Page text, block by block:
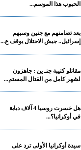
الحبوب هذا الموسم...
بعد تضامنهم مع جنين وسبهم
إسرائيل.. جيش الاحتلال يوقف ع...
مقاتلو كتيبة جنـ ين : جاهزون
لشهر كامل من القتال المستم...
هل خسرت روسيا 4 آلاف دبابة
في أوكرانيا؟...
سيدة أوكرانيا الأولى ترد على